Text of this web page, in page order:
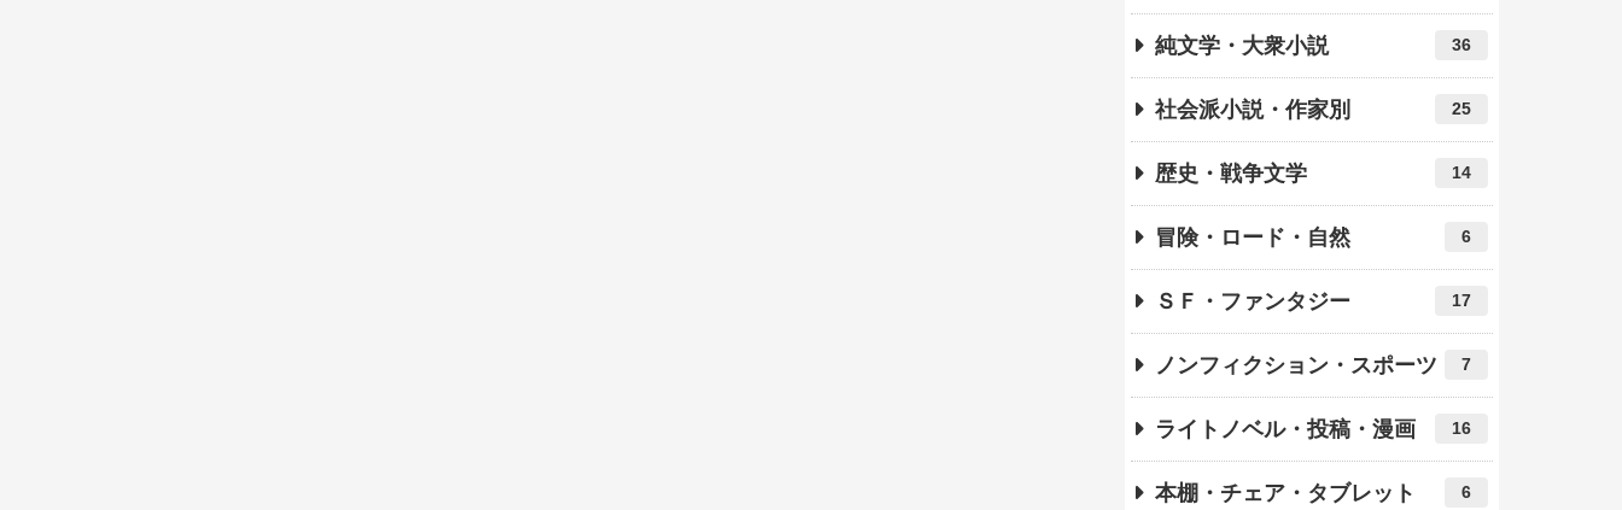
純文学・大衆小説 36
社会派小説・作家別 25
歴史・戦争文学 14
冒険・ロード・自然 6
ＳＦ・ファンタジー 17
ノンフィクション・スポーツ 7
ライトノベル・投稿・漫画 16
本棚・チェア・タブレット 6